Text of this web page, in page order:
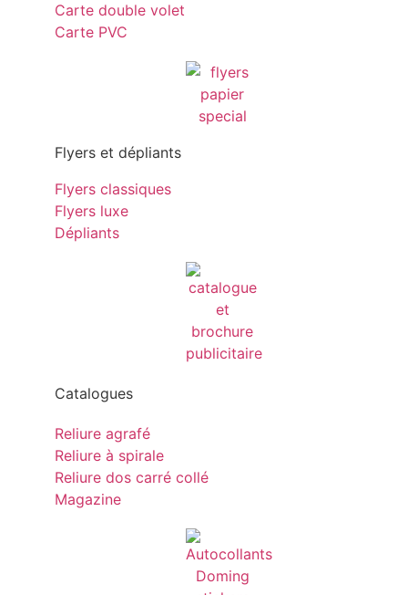
Carte double volet
Carte PVC
Flyers et dépliants
Flyers classiques
Flyers luxe
Dépliants
Catalogues
Reliure agrafé
Reliure à spirale
Reliure dos carré collé
Magazine